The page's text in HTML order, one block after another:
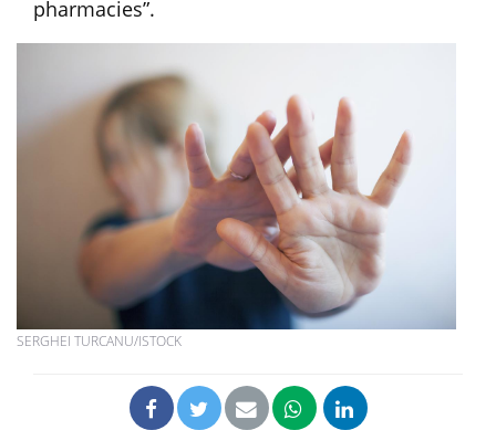
pharmacies”.
SERGHEI TURCANU/ISTOCK